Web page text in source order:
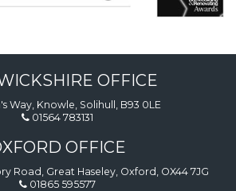
OFFICE
Way, Knowle, Solihull, B93 0LE
01564 783131
OFFICE
Road, Great Haseley, Oxford, OX44 7JG
01865 595577